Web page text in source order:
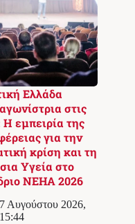
Ελλάδα
στις
εμπειρία της
για την
κρίση και τη
Υγεία στο
NEHA 2026
7 Αυγούστου 2026,
15:44